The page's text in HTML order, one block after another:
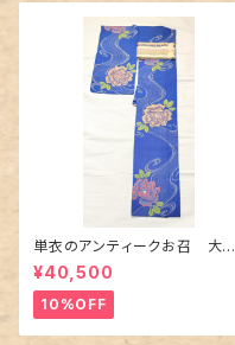
単衣のアンティークお召 大輪
の薔薇柄柄
¥40,500
10%OFF